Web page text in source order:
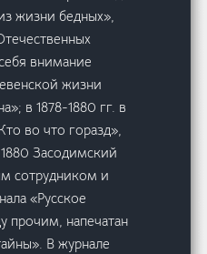
жизни бедных»,
внимание
жизни
в 1878-1880 гг. в
во что горазд»,
Засодимский
сотрудником и
«Русское
прочим, напечатан
В журнале